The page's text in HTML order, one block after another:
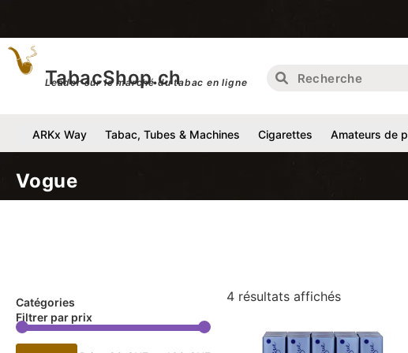
TabacShop.ch
Leader sur le marché du tabac en ligne
ARKx Way Tabac, Tubes & Machines Cigarettes Amateurs de
Vogue
Catégories
Filtrer par prix
4 résultats affichés